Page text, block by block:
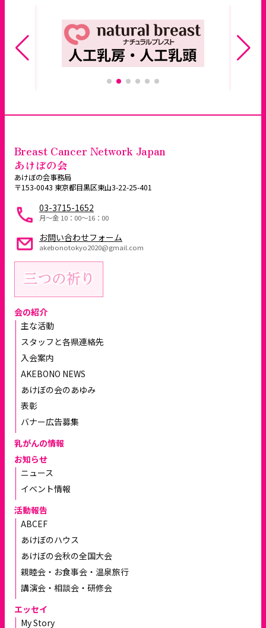
Breast Cancer Network Japan
あけぼの会
あけぼの会事務局
〒153-0043 東京都目黒区東山3-22-25-401
03-3715-1652
月～金 10：00〜16：00
お問い合わせフォーム
akebonotokyo2020@gmail.com
会の紹介
主な活動
スタッフと各県連絡先
入会案内
AKEBONO NEWS
あけぼの会のあゆみ
表彰
バナー広告募集
乳がんの情報
お知らせ
ニュース
イベント情報
活動報告
ABCEF
あけぼのハウス
あけぼの会秋の全国大会
親睦会・お食事会・温泉旅行
講演会・相談会・研修会
エッセイ
My Story